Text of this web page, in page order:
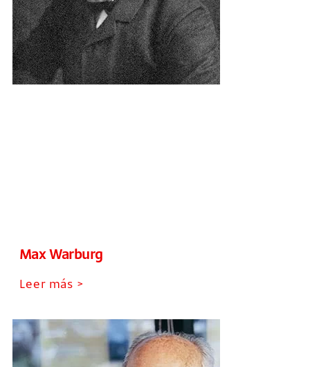
Max Warburg
Leer más >